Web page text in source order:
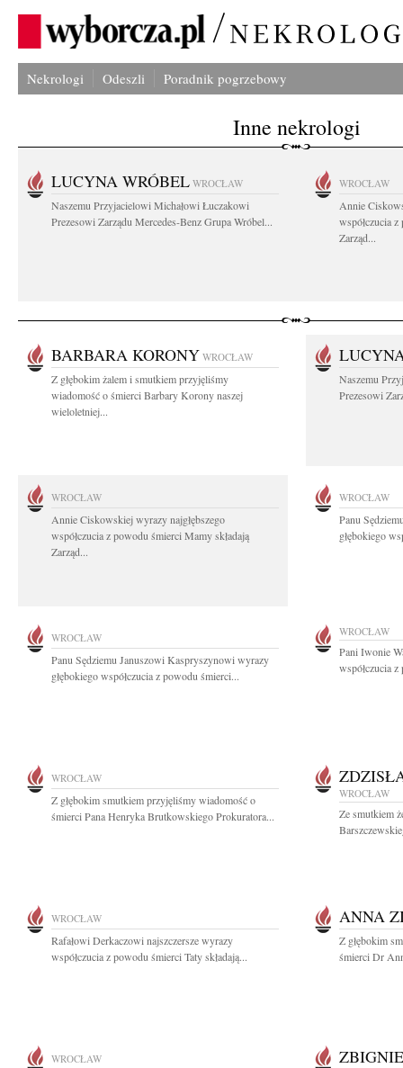
Nekrologi Odeszli Poradnik pogrzebowy
Inne nekrologi
LUCYNA WRÓBEL WROCŁAW
Naszemu Przyjacielowi Michałowi Łuczakowi
Prezesowi Zarządu Mercedes-Benz Grupa Wróbel...
WROCŁAW
Annie
współczucia
Zarząd...
BARBARA KORONY WROCŁAW
Z głębokim żalem i smutkiem przyjęliśmy
wiadomość o śmierci Barbary Korony naszej
wieloletniej...
Naszemu
Prezesowi
WROCŁAW
Annie Ciskowskiej wyrazy najgłębszego
współczucia z powodu śmierci Mamy składają
Zarząd...
WROCŁAW
Panu
głębokiego
WROCŁAW
Panu Sędziemu Januszowi Kaspryszynowi wyrazy
głębokiego współczucia z powodu śmierci...
WROCŁAW
Pani Iwonie
współczucia
WROCŁAW
Z głębokim smutkiem przyjęliśmy wiadomość o
śmierci Pana Henryka Brutkowskiego Prokuratora...
WROCŁAW
Ze smutkiem
WROCŁAW
Rafałowi Derkaczowi najszczersze wyrazy
współczucia z powodu śmierci Taty składają...
ANNA
Z głębokim
śmierci Dr
WROCŁAW